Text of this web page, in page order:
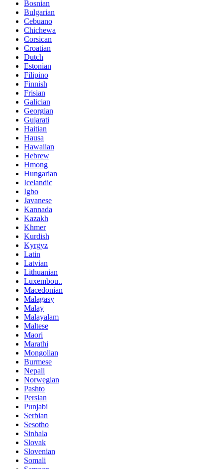
Bosnian
Bulgarian
Cebuano
Chichewa
Corsican
Croatian
Dutch
Estonian
Filipino
Finnish
Frisian
Galician
Georgian
Gujarati
Haitian
Hausa
Hawaiian
Hebrew
Hmong
Hungarian
Icelandic
Igbo
Javanese
Kannada
Kazakh
Khmer
Kurdish
Kyrgyz
Latin
Latvian
Lithuanian
Luxembou..
Macedonian
Malagasy
Malay
Malayalam
Maltese
Maori
Marathi
Mongolian
Burmese
Nepali
Norwegian
Pashto
Persian
Punjabi
Serbian
Sesotho
Sinhala
Slovak
Slovenian
Somali